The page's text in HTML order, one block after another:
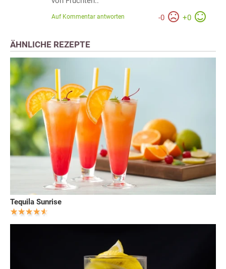
-0 +0
Auf Kommentar antworten
ÄHNLICHE REZEPTE
Tequila Sunrise